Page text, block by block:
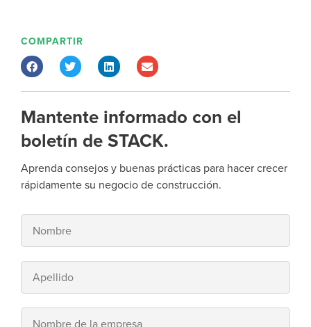
COMPARTIR
Mantente informado con el
boletín de STACK.
Aprenda consejos y buenas prácticas para hacer crecer
rápidamente su negocio de construcción.